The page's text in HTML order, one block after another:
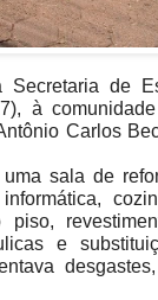
de
à
Carlos
sala de
e